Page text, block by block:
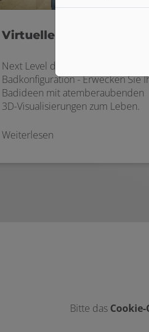
Virtueller Showroom
Next Level der digitalen
Badkonfiguration - Erwecken Sie
Badideen mit atemberaubenden
3D-Visualisierungen zum Leben.
Weiterlesen
Bitte das